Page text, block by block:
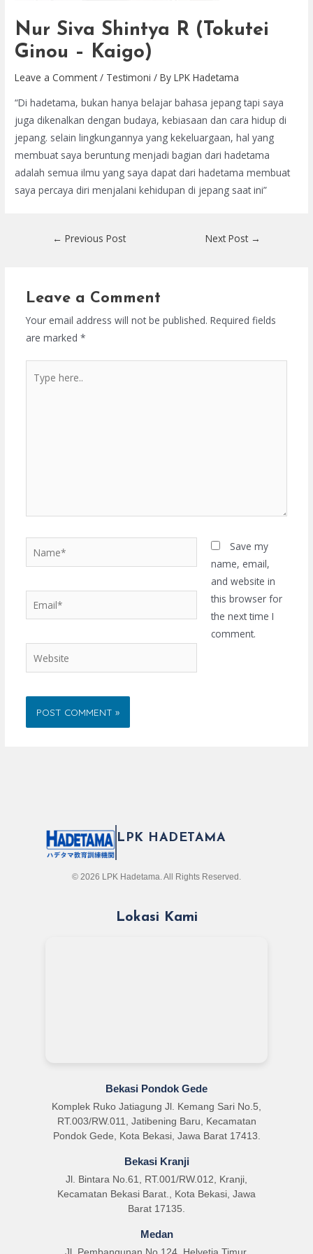
Nur Siva Shintya R (Tokutei
Ginou – Kaigo)
Leave a Comment / Testimoni / ByLPK Hadetama
“Di hadetama, bukan hanya belajar bahasa jepang tapi saya
juga dikenalkan dengan budaya, kebiasaan dan cara hidup di
jepang. selain lingkungannya yang kekeluargaan, hal yang
membuat saya beruntung menjadi bagian dari hadetama
adalah semua ilmu yang saya dapat dari hadetama membuat
saya percaya diri menjalani kehidupan di jepang saat ini”
← Previous Post Next Post →
Leave a Comment
Your email address will not be published. Required fields
are marked *
here..
Email*
Website
Save my
name, email,
and website in
this browser for
the next time I
comment.
LPK HADETAMA
© 2026 LPK Hadetama. All Rights Reserved.
Lokasi Kami
Bekasi Pondok Gede
Komplek Ruko Jatiagung Jl. Kemang Sari No.5,
RT.003/RW.011, Jatibening Baru, Kecamatan
Pondok Gede, Kota Bekasi, Jawa Barat 17413.
Bekasi Kranji
Jl. Bintara No.61, RT.001/RW.012, Kranji,
Kecamatan Bekasi Barat., Kota Bekasi, Jawa
Barat 17135.
Medan